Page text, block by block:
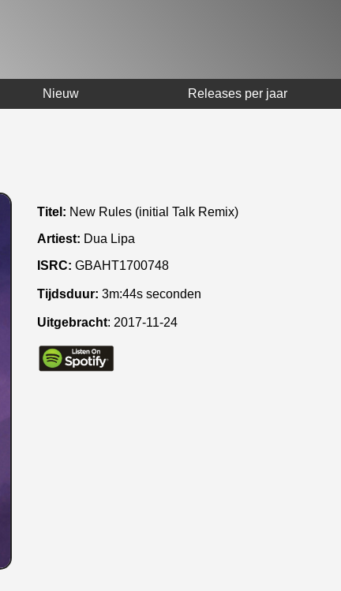
Nieuw Releases per jaar
Titel: New Rules (initial Talk Remix)
Artiest: Dua Lipa
ISRC: GBAHT1700748
Tijdsduur: 3m:44s seconden
Uitgebracht: 2017-11-24